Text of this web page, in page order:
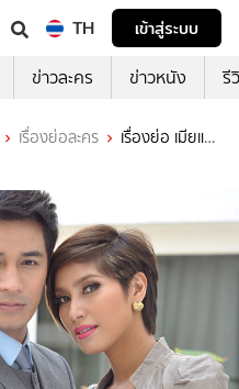
TH
เข้าสู่ระบบ
ข่าวละคร ข่าวหนัง รี
เรื่องย่อละคร
เรื่องย่อ เมียแต่ง